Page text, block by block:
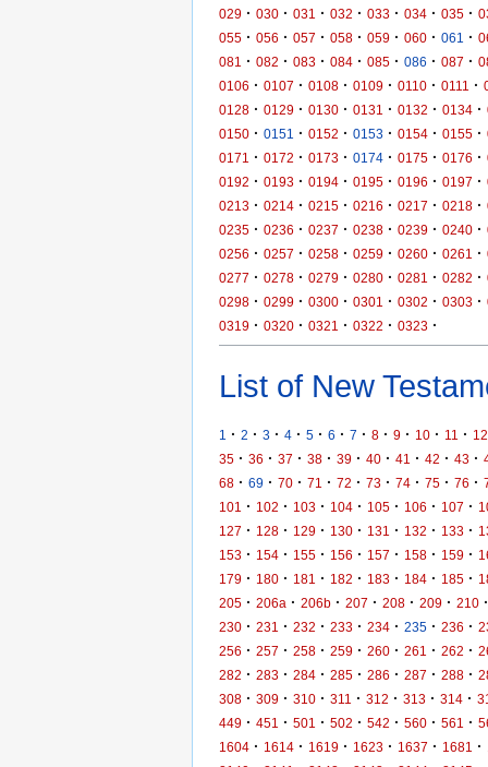
029 · 030 · 031 · 032 · 033 · 034 · 035 ·
055 · 056 · 057 · 058 · 059 · 060 · 061 ·
081
· 082 · 083 · 084 · 085 · 086 · 087 ·
0106 · 0107 · 0108 · 0109 · 0110 · 0111 ·
0128 · 0129 · 0130 · 0131 · 0132 · 0134 ·
0150 · 0151 · 0152 · 0153 · 0154 · 0155 ·
0171
· 0172 · 0173 · 0174 · 0175 · 0176 ·
0192 · 0193 · 0194 · 0195 · 0196 · 0197 ·
0213 · 0214 · 0215 · 0216 · 0217 · 0218 ·
0235 · 0236 · 0237 · 0238 · 0239 · 0240 ·
0256 · 0257 · 0258 · 0259 · 0260 · 0261 ·
0277 · 0278 · 0279 · 0280 · 0281 · 0282 ·
0298 · 0299 · 0300 · 0301 · 0302 · 0303 ·
0319 · 0320 · 0321 · 0322 · 0323 ·
List of New
1 · 2 · 3 · 4 · 5 · 6 · 7 · 8 · 9 · 10 · 11 · 12
35 · 36 · 37 · 38 · 39 · 40 · 41 · 42 · 43 ·
68 · 69 · 70 · 71 · 72 · 73 · 74 · 75 · 76 ·
101
· 102 · 103 · 104 · 105 · 106 · 107 ·
127 · 128 · 129 · 130 · 131 · 132 · 133 ·
153 · 154 · 155 · 156 · 157 · 158 · 159 ·
179 · 180 · 181 · 182 · 183 · 184 · 185 ·
205 · 206a · 206b · 207 · 208 · 209 · 210 ·
230 · 231 · 232 · 233 · 234 · 235 · 236 ·
256 · 257 · 258 · 259 · 260 · 261 · 262 ·
282 · 283 · 284 · 285 · 286 · 287 · 288 ·
308 · 309 · 310 · 311 · 312 · 313 · 314 ·
449 · 451 · 501 · 502 · 542 · 560 · 561 ·
1604 · 1614 · 1619 · 1623 · 1637 · 1681 ·